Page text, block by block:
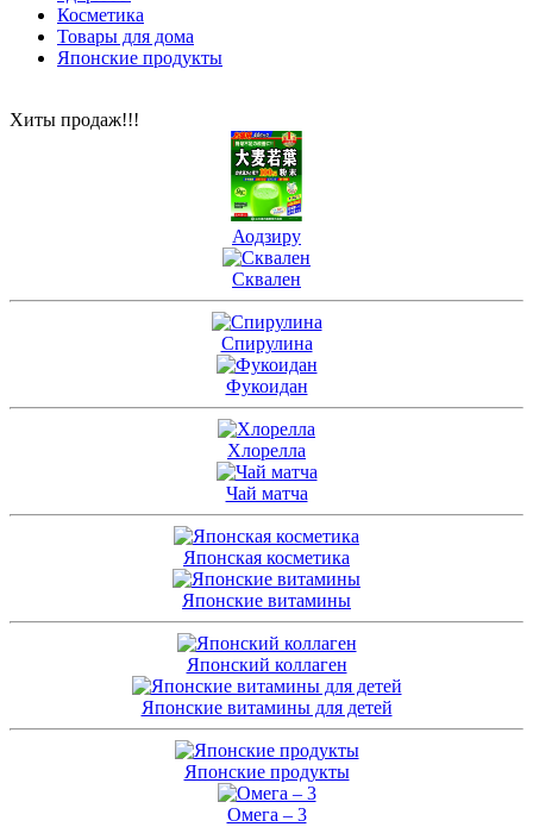
Косметика
Товары для дома
Японские продукты
Хиты продаж!!!
Аодзиру
Сквален
Спирулина
Фукоидан
Хлорелла
Чай матча
Японская косметика
Японские витамины
Японский коллаген
Японские витамины для детей
Японские продукты
Омега – 3